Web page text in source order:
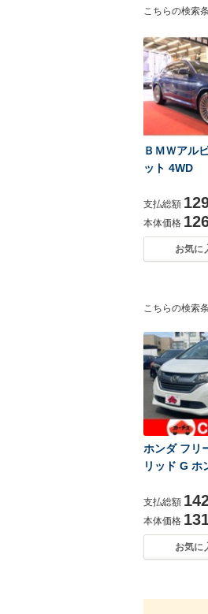
こちらの検索
ＢＭＷアル
ット 4WD
支払総額
本体価格
お気に
こちらの検索
ホンダ フリ
リッド G ホ
支払総額
本体価格
お気に